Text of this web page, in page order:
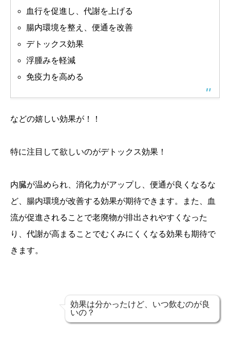
血行を促進し、代謝を上げる
腸内環境を整え、便通を改善
デトックス効果
浮腫みを軽減
免疫力を高める
などの嬉しい効果が！！
特に注目して欲しいのがデトックス効果！
内臓が温められ、消化力がアップし、便通が良くなるな
ど、腸内環境が改善する効果が期待できます。また、血
流が促進されることで老廃物が排出されやすくなった
り、代謝が高まることでむくみにくくなる効果も期待で
きます。
効果は分かったけど、いつ飲むのが良
いの？